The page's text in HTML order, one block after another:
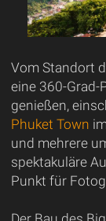
Vom Standort
eine 360-
genießen,
Phuket Town
und mehrere
spektakuläre
Punkt für